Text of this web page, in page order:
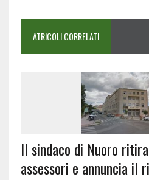
ATRICOLI CORRELATI
Il sindaco di Nuoro
assessori e annuncia il